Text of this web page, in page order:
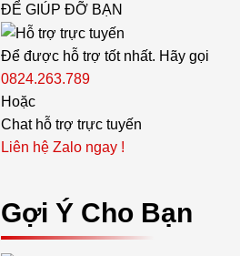
ĐỂ GIÚP ĐỠ BẠN
Để được hỗ trợ tốt nhất. Hãy gọi
0824.263.789
Hoặc
Chat hỗ trợ trực tuyến
Liên hệ Zalo ngay !
Gợi Ý Cho Bạn